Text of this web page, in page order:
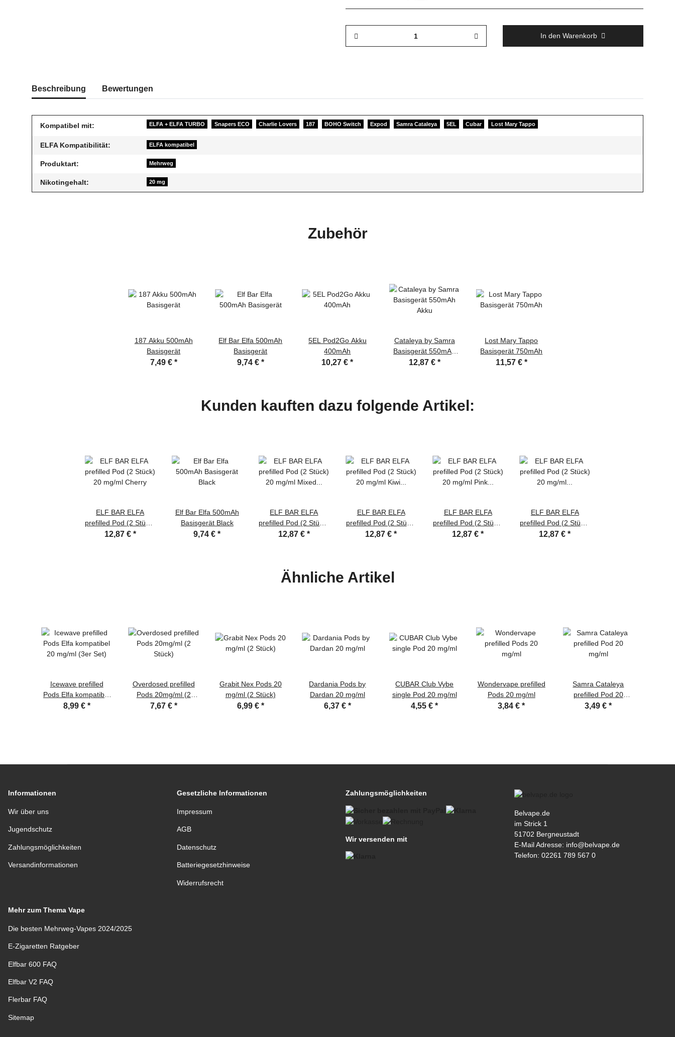
In den Warenkorb
Beschreibung Bewertungen
Kompatibel mit: ELFA + ELFA TURBO Snapers ECO Charlie Lovers 187 BOHO Switch Expod Samra Cataleya 5EL Cubar Lost Mary Tappo
ELFA Kompatibilität: ELFA kompatibel
Produktart: Mehrweg
Nikotingehalt: 20 mg
Zubehör
187 Akku 500mAh
Basisgerät
7,49 € *
Elf Bar Elfa 500mAh
Basisgerät
9,74 € *
5EL Pod2Go Akku
400mAh
10,27 €*
Cataleya by Samra
Basisgerät 550mAh
Akku
12,87 € *
Lost Mary Tappo
Basisgerät 750mAh
11,57 € *
Kunden kauften dazu folgende Artikel:
ELF BAR ELFA
prefilled Pod (2 Stück)
20 mg/ml Cherry
12,87 € *
Elf Bar Elfa 500mAh
Basisgerät Black
9,74 €*
ELF BAR ELFA
prefilled Pod (2 Stück)
20 mg/ml Mixed
12,87 € *
ELF BAR ELFA
prefilled Pod (2 Stück)
20 mg/ml Kiwi
12,87 €*
ELF BAR ELFA
prefilled Pod (2 Stück)
20 mg/ml Pink
12,87 €*
ELF BAR ELFA
prefilled Pod (2 Stück)
20 mg/ml Strawberry
12,87 €*
Ähnliche Artikel
Icewave prefilled
Pods Elfa kompatibel
20 mg/ml (3er Set)
8,99 € *
Overdosed prefilled
Pods 20mg/ml (2
Stück)
7,67 € *
Grabit Nex Pods 20
mg/ml (2 Stück)
6,99 € *
Dardania Pods by
Dardan 20 mg/ml
6,37 € *
CUBAR Club Vybe
single Pod 20 mg/ml
4,55 €*
Wondervape prefilled
Pods 20 mg/ml
3,84 €*
Samra Cataleya
prefilled Pod 20
mg/ml
3,49 €*
Informationen
Wir über uns
Jugendschutz
Zahlungsmöglichkeiten
Versandinformationen
Gesetzliche Informationen
Impressum
AGB
Datenschutz
Batteriegesetzhinweise
Widerrufsrecht
Zahlungsmöglichkeiten
Wir versenden mit
Belvape.de
im Strick 1
51702 Bergneustadt
E-Mail Adresse: info@belvape.de
Telefon: 02261 789 567 0
Mehr zum Thema Vape
Die besten Mehrweg-Vapes 2024/2025
E-Zigaretten Ratgeber
Elfbar 600 FAQ
Elfbar V2 FAQ
Flerbar FAQ
Sitemap